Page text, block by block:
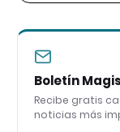
Boletín
Recibe gratis
noticias más